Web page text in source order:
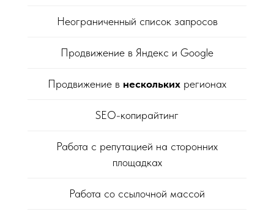
Неограниченный список запросов
Продвижение в Яндекс и Google
Продвижение в нескольких регионах
SEO-копирайтинг
Работа с репутацией на сторонних
площадках
Работа со ссылочной массой